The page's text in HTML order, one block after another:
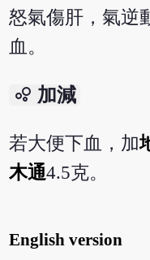
怒氣傷肝，氣逆
血。
bubble_chart 加減
若大便下血，加
木通4.5克。
English version